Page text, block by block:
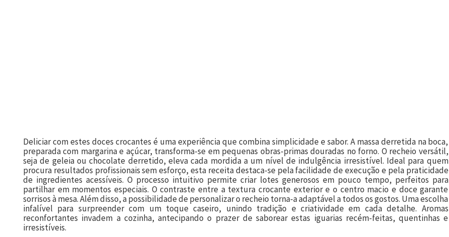
Deliciar com estes doces crocantes é uma experiência que combina simplicidade e sabor. A massa derretida na boca,
preparada com margarina e açúcar, transforma-se em pequenas obras-primas douradas no forno. O recheio versátil,
seja de geleia ou chocolate derretido, eleva cada mordida a um nível de indulgência irresistível. Ideal para quem
procura resultados profissionais sem esforço, esta receita destaca-se pela facilidade de execução e pela praticidade
de ingredientes acessíveis. O processo intuitivo permite criar lotes generosos em pouco tempo, perfeitos para
partilhar em momentos especiais. O contraste entre a textura crocante exterior e o centro macio e doce garante
sorrisos à mesa. Além disso, a possibilidade de personalizar o recheio torna-a adaptável a todos os gostos. Uma escolha
infalível para surpreender com um toque caseiro, unindo tradição e criatividade em cada detalhe. Aromas
reconfortantes invadem a cozinha, antecipando o prazer de saborear estas iguarias recém-feitas, quentinhas e
irresistíveis.